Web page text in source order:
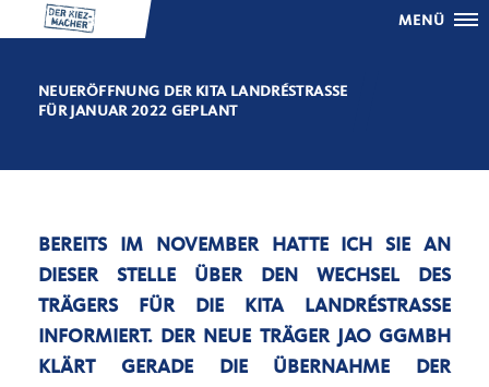
MENÜ
NEUERÖFFNUNG DER KITA LANDRÉSTRASSE F
ÜR JANUAR 2022 GEPLANT
BEREITS IM NOVEMBER HATTE ICH SIE AN
DIESER STELLE ÜBER DEN WECHSEL DES
TRÄGERS FÜR DIE KITA LANDRÉSTRASSE I
NFORMIERT. DER NEUE TRÄGER JAO GGMBH K
LÄRT GERADE DIE ÜBERNAHME DER E